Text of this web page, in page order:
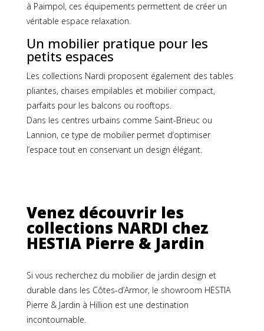
à Paimpol, ces équipements permettent de créer un
véritable espace relaxation.
Un mobilier pratique pour les
petits espaces
Les collections Nardi proposent également des tables
pliantes, chaises empilables et mobilier compact,
parfaits pour les balcons ou rooftops.
Dans les centres urbains comme Saint-Brieuc ou
Lannion, ce type de mobilier permet d’optimiser
l’espace tout en conservant un design élégant.
Venez découvrir les
collections NARDI chez
HESTIA Pierre & Jardin
Si vous recherchez du mobilier de jardin design et
durable dans les Côtes-d’Armor, le showroom HESTIA
Pierre & Jardin à Hillion est une destination
incontournable.